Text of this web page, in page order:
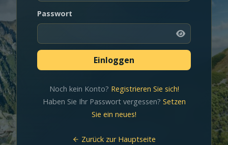
Passwort
Noch kein Konto? Registrieren Sie sich!
Haben Sie Ihr Passwort vergessen? Setzen
Sie ein neues!
Zurück zur Hauptseite